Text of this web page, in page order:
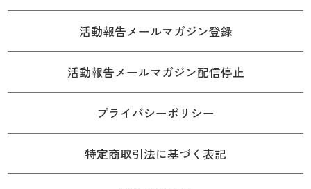
活動報告メールマガジン登録
活動報告メールマガジン配信停止
プライバシーポリシー
特定商取引法に基づく表記